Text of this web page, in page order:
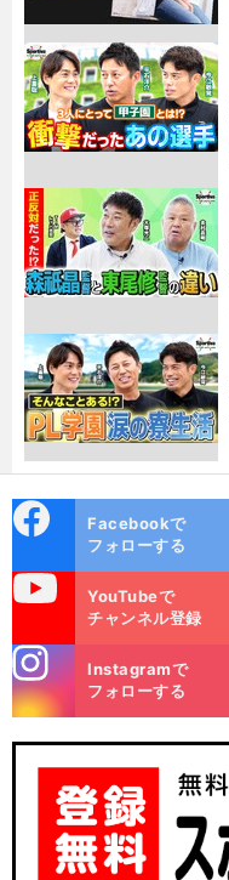
ok
Facebookで
フォローする
YouTubeで
チャンネル登録
m
Instagramで
フォローする